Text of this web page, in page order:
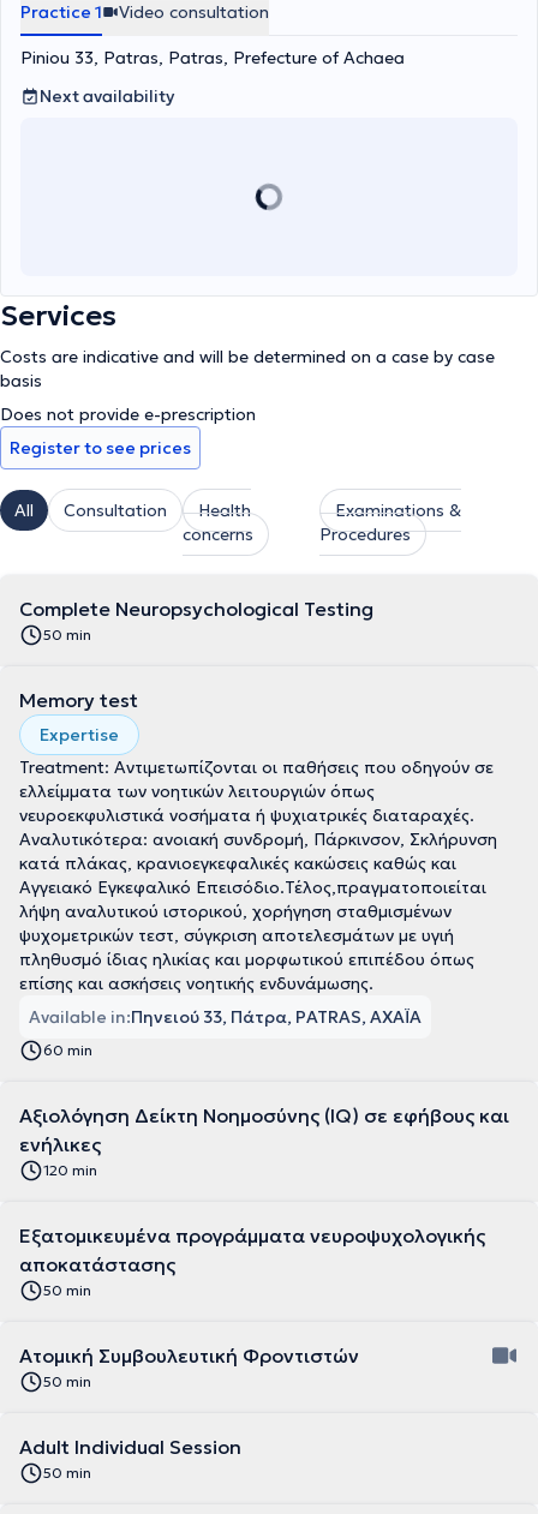
Practice 1 Video consultation
Piniou 33, Patras, Patras, Prefecture of Achaea
Next availability
Services
Costs are indicative and will be determined on a case by case
basis
Does not provide e-prescription
Register to see prices
All Consultation
Health
concerns
Examinations &
Procedures
Complete Neuropsychological Testing
50 min
Memory test
Expertise
Treatment: Αντιμετωπίζονται οι παθήσεις που οδηγούν σε
ελλείμματα των νοητικών λειτουργιών όπως
νευροεκφυλιστικά νοσήματα ή ψυχιατρικές διαταραχές.
Αναλυτικότερα: ανοιακή συνδρομή, Πάρκινσον, Σκλήρυνση
κατά πλάκας, κρανιοεγκεφαλικές κακώσεις καθώς και
Αγγειακό Εγκεφαλικό Επεισόδιο.Τέλος,πραγματοποιείται
λήψη αναλυτικού ιστορικού, χορήγηση σταθμισμένων
ψυχομετρικών τεστ, σύγκριση αποτελεσμάτων με υγιή
πληθυσμό ίδιας ηλικίας και μορφωτικού επιπέδου όπως
επίσης και ασκήσεις νοητικής ενδυνάμωσης.
Available in:Πηνειού 33, Πάτρα, PATRAS, ΑΧΑΪΑ
60 min
Αξιολόγηση Δείκτη Νοημοσύνης (IQ) σε εφήβους και
ενήλικες
120 min
Εξατομικευμένα προγράμματα νευροψυχολογικής
αποκατάστασης
50 min
Ατομική Συμβουλευτική Φροντιστών
50 min
Adult Individual Session
50 min